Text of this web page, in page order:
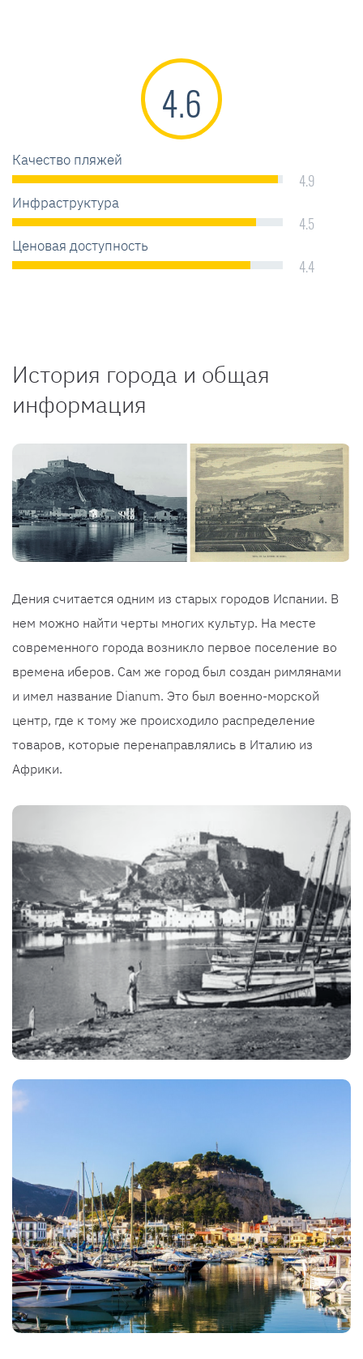
4.6
Качество пляжей
4.9
Инфраструктура
4.5
Ценовая доступность
4.4
История города и общая
информация
Дения считается одним из старых городов Испании. В
нем можно найти черты многих культур. На месте
современного города возникло первое поселение во
времена иберов. Сам же город был создан римлянами
и имел название Dianum. Это был военно-морской
центр, где к тому же происходило распределение
товаров, которые перенаправлялись в Италию из
Африки.